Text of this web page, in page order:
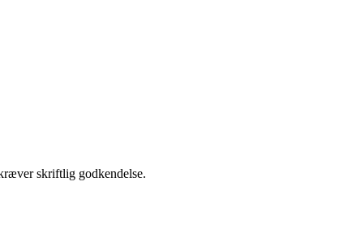
skriftlig godkendelse.